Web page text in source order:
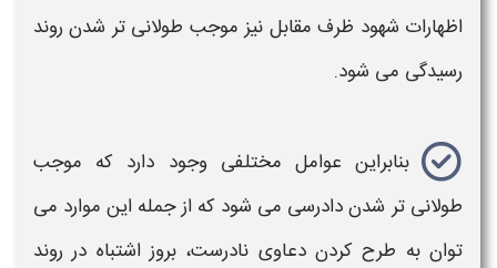
اظهارات شهود ظرف مقابل نیز موجب طولانی تر شدن روند
رسیدگی می شود.
بنابراین عوامل مختلفی وجود دارد که موجب
طولانی تر شدندادرسی می شود که از جمله این موارد می
توان به طرح کردن دعاوی نادرست، بروز اشتباه در روند